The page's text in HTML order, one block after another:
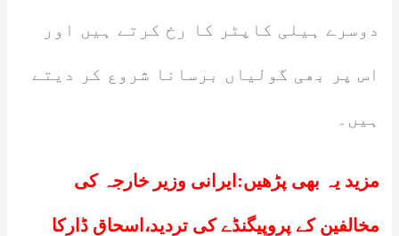
دوسرے ہیلی کاپٹر کا رخ کرتے ہیں اور
اس پر بھی گولیاں برسانا شروع کر دیتے
ہیں۔
مزید یہ بھی پڑھیں: ایرانی وزیر خارجہ کی
مخالفین کے پروپیگنڈے کی تردید،اسحاق ڈارکا